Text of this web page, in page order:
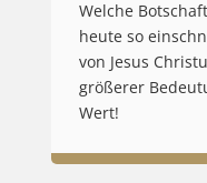
Welche
heute so
von Jesus
größerer
Wert!